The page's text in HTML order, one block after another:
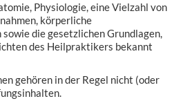
Physiologie, eine Vielzahl von
körperliche
die gesetzlichen Grundlagen,
des Heilpraktikers bekannt
gehören in der Regel nicht (oder